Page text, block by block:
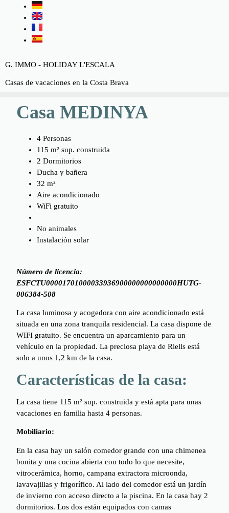
G. IMMO - HOLIDAY L'ESCALA
Casas de vacaciones en la Costa Brava
Casa MEDINYA
4 Personas
115 m² sup. construida
2 Dormitorios
Ducha y bañera
32 m²
Aire acondicionado
WiFi gratuito
No animales
Instalación solar
Número de licencia:
ESFCTU00001701000033936900000000000000HUTG-
006384-508
La casa luminosa y acogedora con aire acondicionado está
situada en una zona tranquila residencial. La casa dispone de
WIFI gratuito. Se encuentra un aparcamiento para un
vehículo en la propiedad. La preciosa playa de Riells está
solo a unos 1,2 km de la casa.
Características de la casa:
La casa tiene 115 m² sup. construida y está apta para unas
vacaciones en familia hasta 4 personas.
Mobiliario:
En la casa hay un salón comedor grande con una chimenea
bonita y una cocina abierta con todo lo que necesite,
vitrocerámica, horno, campana extractora microonda,
lavavajillas y frigorífico. Al lado del comedor está un jardín
de invierno con acceso directo a la piscina. En la casa hay 2
dormitorios. Los dos están equipados con camas